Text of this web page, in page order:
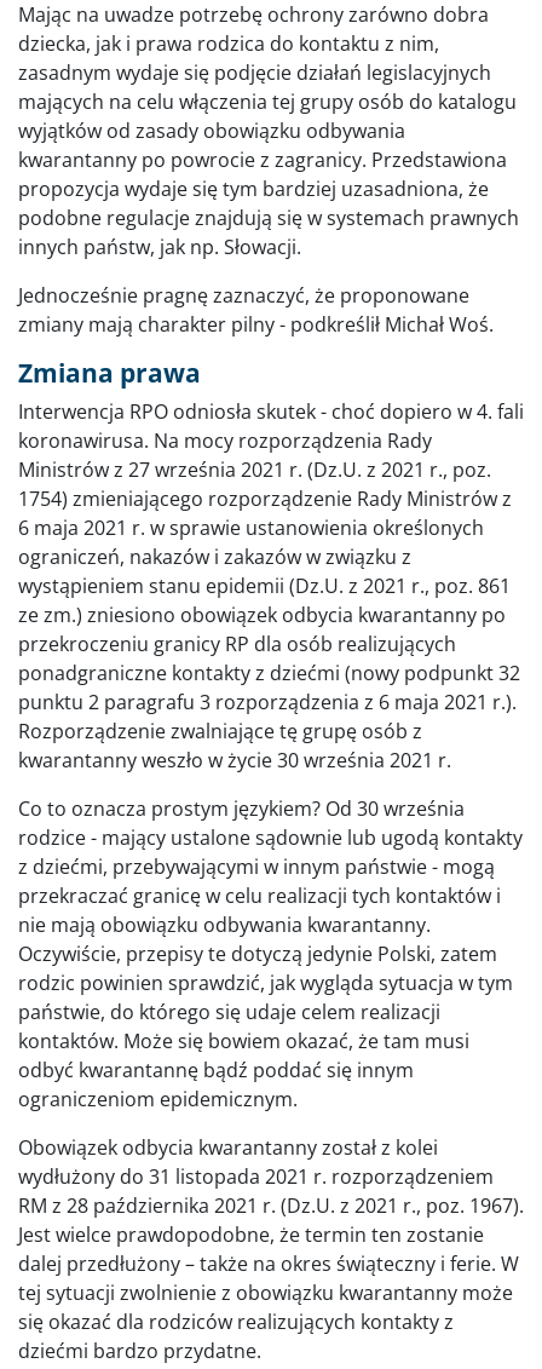
Mając na uwadze potrzebę ochrony zarówno dobra
dziecka, jak i prawa rodzica do kontaktu z nim,
zasadnym wydaje się podjęcie działań legislacyjnych
mających na celu włączenia tej grupy osób do katalogu
wyjątków od zasady obowiązku odbywania
kwarantanny po powrocie z zagranicy. Przedstawiona
propozycja wydaje się tym bardziej uzasadniona, że
podobne regulacje znajdują się w systemach prawnych
innych państw, jak np. Słowacji.
Jednocześnie pragnę zaznaczyć, że proponowane
zmiany mają charakter pilny - podkreślił Michał Woś.
Zmiana prawa
Interwencja RPO odniosła skutek - choć dopiero w 4. fali
koronawirusa. Na mocy rozporządzenia Rady
Ministrów z 27 września 2021 r. (Dz.U. z 2021 r., poz.
1754) zmieniającego rozporządzenie Rady Ministrów z
6 maja 2021 r. w sprawie ustanowienia określonych
ograniczeń, nakazów i zakazów w związku z
wystąpieniem stanu epidemii (Dz.U. z 2021 r., poz. 861
ze zm.) zniesiono obowiązek odbycia kwarantanny po
przekroczeniu granicy RP dla osób realizujących
ponadgraniczne kontakty z dziećmi (nowy podpunkt 32
punktu 2 paragrafu 3 rozporządzenia z 6 maja 2021 r.).
Rozporządzenie zwalniające tę grupę osób z
kwarantanny weszło w życie 30 września 2021 r.
Co to oznacza prostym językiem? Od 30 września
rodzice - mający ustalone sądownie lub ugodą kontakty
z dziećmi, przebywającymi w innym państwie - mogą
przekraczać granicę w celu realizacji tych kontaktów i
nie mają obowiązku odbywania kwarantanny.
Oczywiście, przepisy te dotyczą jedynie Polski, zatem
rodzic powinien sprawdzić, jak wygląda sytuacja w tym
państwie, do którego się udaje celem realizacji
kontaktów. Może się bowiem okazać, że tam musi
odbyć kwarantannę bądź poddać się innym
ograniczeniom epidemicznym.
Obowiązek odbycia kwarantanny został z kolei
wydłużony do 31 listopada 2021 r. rozporządzeniem
RM z 28 października 2021 r. (Dz.U. z 2021 r., poz. 1967).
Jest wielce prawdopodobne, że termin ten zostanie
dalej przedłużony – także na okres świąteczny i ferie. W
tej sytuacji zwolnienie z obowiązku kwarantanny może
się okazać dla rodziców realizujących kontakty z
dziećmi bardzo przydatne.